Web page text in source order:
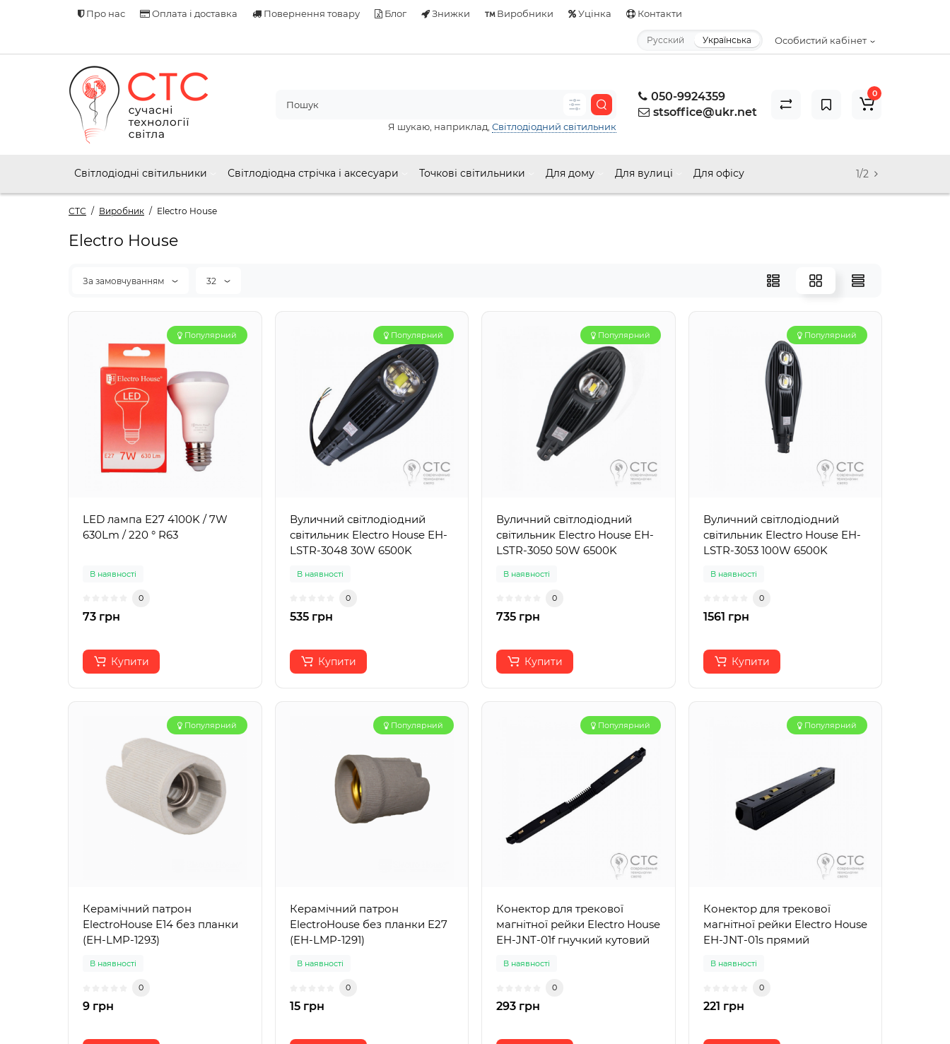
Про нас Оплата і доставка Повернення товару Блог Знижки Виробники Уцінка Контакти
Особистий кабінет
Русский Українська
050-9924359
stsoffice@ukr.net
Я шукаю, наприклад, Світлодіодний світильник
0
Світлодіодні світильники Світлодіодна стрічка і аксесуари Точкові світильники Для дому Для вулиці Для офісу 1/2
СТС Виробник Electro House
Electro House
За замовчуванням 32
Популярний
LED лампа E27 4100K / 7W
630Lm / 220 ° R63
В наявності
0
73 грн
Купити
Популярний
Вуличний світлодіодний
світильник Electro House EH-
LSTR-3048 30W 6500K
В наявності
0
535 грн
Купити
Популярний
Вуличний світлодіодний
світильник Electro House EH-
LSTR-3050 50W 6500K
В наявності
0
735 грн
Купити
Популярний
Вуличний світлодіодний
світильник Electro House EH-
LSTR-3053 100W 6500K
В наявності
0
1561 грн
Купити
Популярний
Керамічний патрон
ElectroHouse E14 без планки
(EH-LMP-1293)
В наявності
0
9 грн
Популярний
Керамічний патрон
ElectroHouse без планки E27
(EH-LMP-1291)
В наявності
0
15 грн
Популярний
Конектор для трекової
магнітної рейки Electro House
EH-JNT-01f гнучкий кутовий
В наявності
0
293 грн
Популярний
Конектор для трекової
магнітної рейки Electro House
EH-JNT-01s прямий
В наявності
0
221 грн